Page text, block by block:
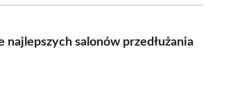
(Twitter)
najlepszych salonów przedłużania